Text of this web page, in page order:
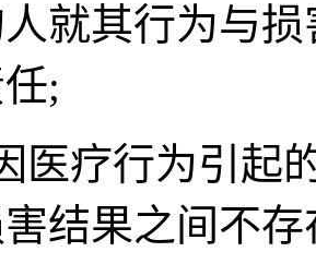
就其行为与
;
疗行为引起的
结果之间不